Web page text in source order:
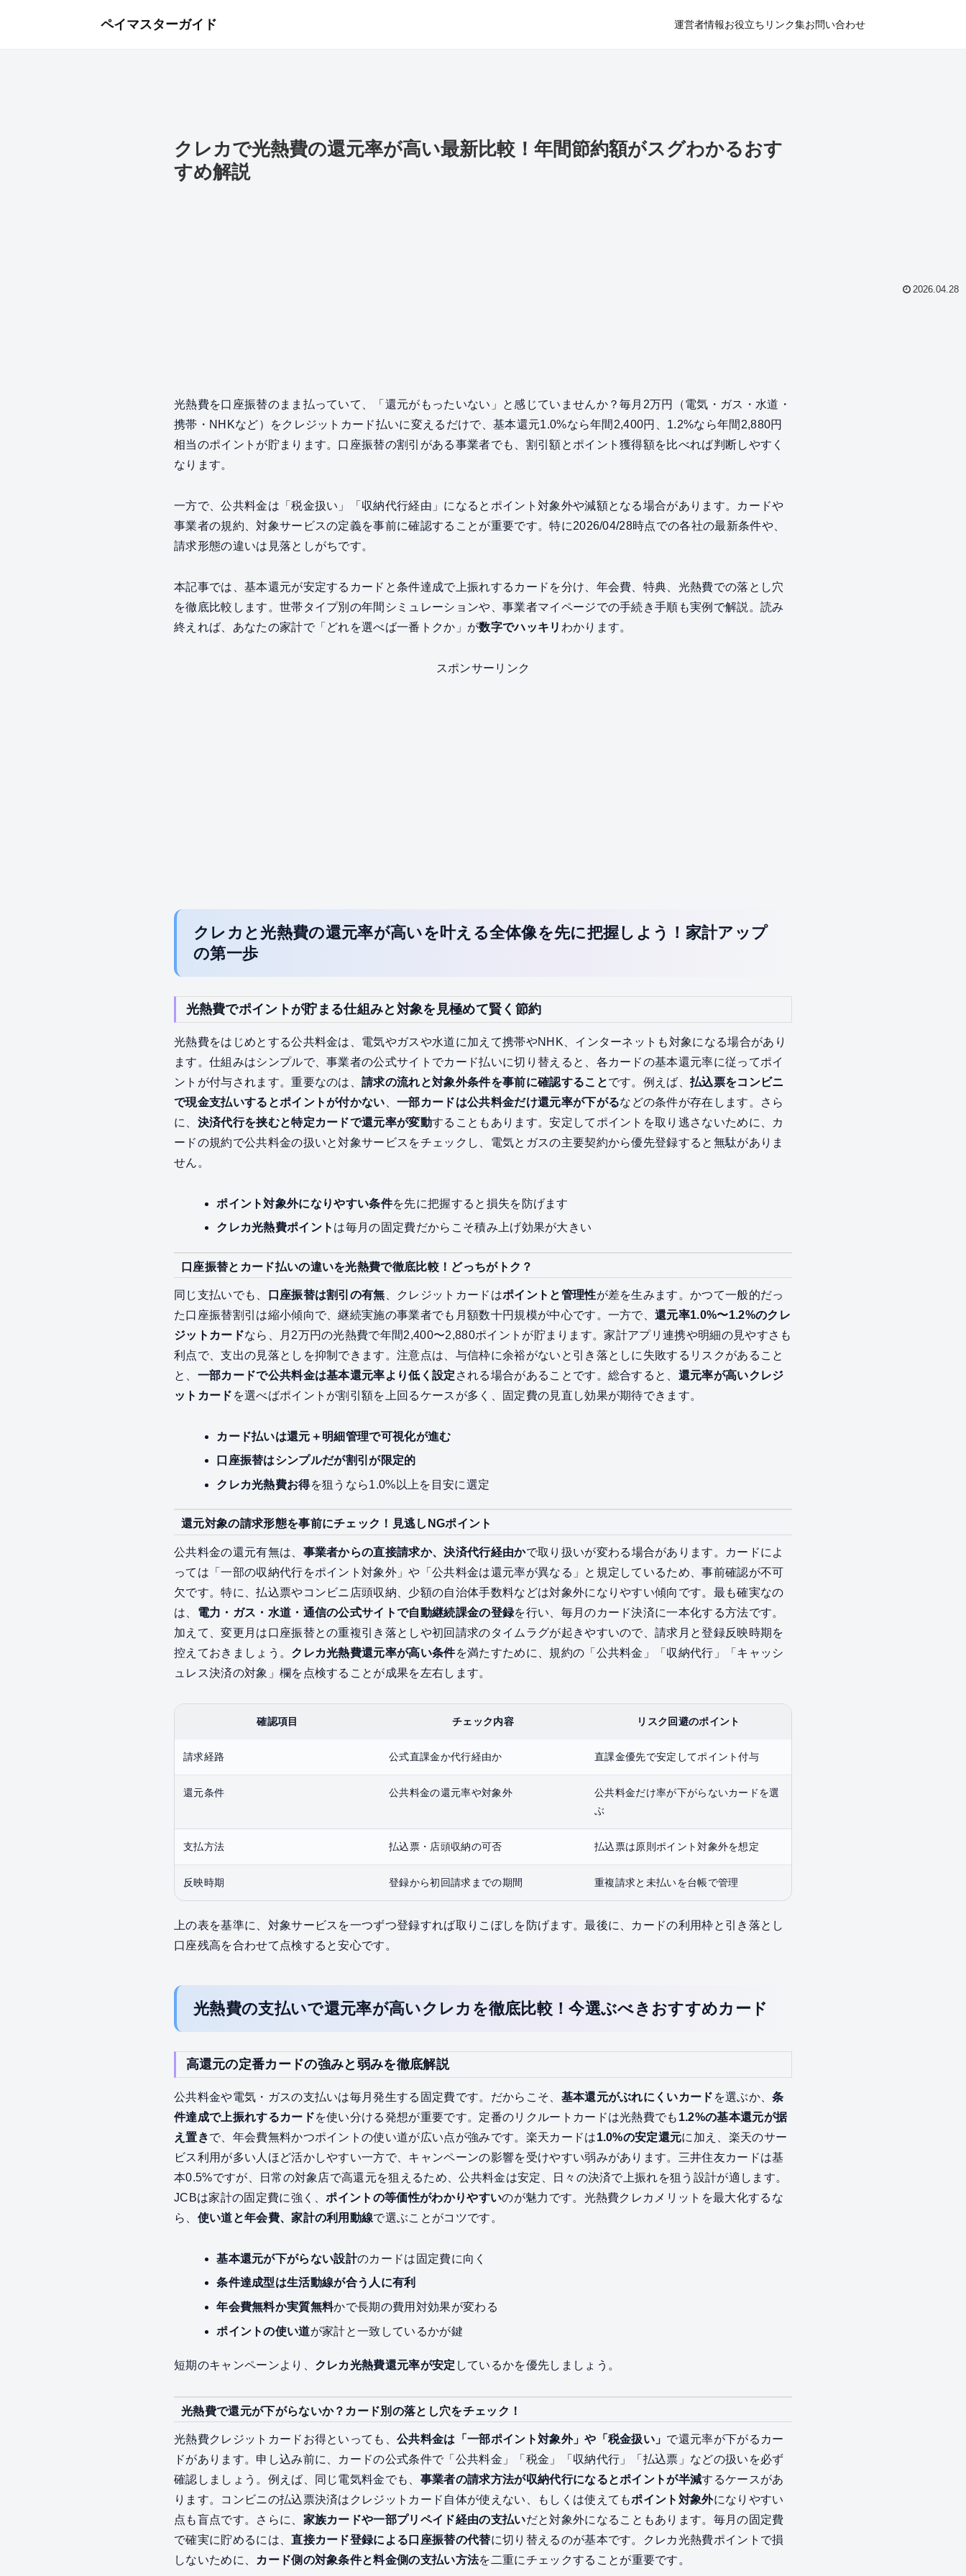
ペイマスターガイド 運営者情報お役立ちリンク集お問い合わせ
クレカで光熱費の還元率が高い最新比較！年間節約額がスグわかるおす
すめ解説
2026.04.28
光熱費を口座振替のまま払っていて、「還元がもったいない」と感じていませんか？毎月2万円（電気・ガス・水道・
携帯・NHKなど）をクレジットカード払いに変えるだけで、基本還元1.0%なら年間2,400円、1.2%なら年間2,880円
相当のポイントが貯まります。口座振替の割引がある事業者でも、割引額とポイント獲得額を比べれば判断しやすく
なります。
一方で、公共料金は「税金扱い」「収納代行経由」になるとポイント対象外や減額となる場合があります。カードや
事業者の規約、対象サービスの定義を事前に確認することが重要です。特に2026/04/28時点での各社の最新条件や、
請求形態の違いは見落としがちです。
本記事では、基本還元が安定するカードと条件達成で上振れするカードを分け、年会費、特典、光熱費での落とし穴
を徹底比較します。世帯タイプ別の年間シミュレーションや、事業者マイページでの手続き手順も実例で解説。読み
終えれば、あなたの家計で「どれを選べば一番トクか」が数字でハッキリ わかります。
スポンサーリンク
クレカと光熱費の還元率が高いを叶える全体像を先に把握しよう！家計アップ
の第一歩
光熱費でポイントが貯まる仕組みと対象を見極めて賢く節約
光熱費をはじめとする公共料金は、電気やガスや水道に加えて携帯やNHK、インターネットも対象になる場合があり
ます。仕組みはシンプルで、事業者の公式サイトでカード払いに切り替えると、各カードの基本還元率に従ってポイ
ントが付与されます。重要なのは、請求の流れと対象外条件を事前に確認することです。例えば、払込票をコンビニ
で現金支払いするとポイントが付かない 、一部カードは公共料金だけ還元率が下がるなどの条件が存在します。さら
に、 決済代行を挟むと特定カードで還元率が変動することもあります。安定してポイントを取り逃さないために、カ
ードの規約で公共料金の扱いと対象サービスをチェックし、電気とガスの主要契約から優先登録すると無駄がありま
せん。
ポイント対象外になりやすい条件を先に把握すると損失を防げます
クレカ光熱費ポイント は毎月の固定費だからこそ積み上げ効果が大きい
口座振替とカード払いの違いを光熱費で徹底比較！どっちがトク？
同じ支払いでも、 口座振替は割引の有無 、クレジットカードはポイントと管理性が差を生みます。かつて一般的だっ
た口座振替割引は縮小傾向で、継続実施の事業者でも月額数十円規模が中心です。一方で、還元率1.0%〜1.2%のクレ
ジットカードなら、月2万円の光熱費で年間2,400〜2,880ポイントが貯まります。家計アプリ連携や明細の見やすさも
利点で、支出の見落としを抑制できます。注意点は、与信枠に余裕がないと引き落としに失敗するリスクがあること
と、 一部カードで公共料金は基本還元率より低く設定 される場合があることです。総合すると、 還元率が高いクレジ
ットカード を選べばポイントが割引額を上回るケースが多く、固定費の見直し効果が期待できます。
カード払いは還元＋明細管理で可視化が進む
口座振替はシンプルだが割引が限定的
クレカ光熱費お得を狙うなら1.0%以上を目安に選定
還元対象の請求形態を事前にチェック！見逃しNGポイント
公共料金の還元有無は、 事業者からの直接請求か、決済代行経由かで取り扱いが変わる場合があります。カードによ
っては「一部の収納代行をポイント対象外」や「公共料金は還元率が異なる」と規定しているため、事前確認が不可
欠です。特に、払込票やコンビニ店頭収納、少額の自治体手数料などは対象外になりやすい傾向です。最も確実なの
は、 電力・ガス・水道・通信の公式サイトで自動継続課金の登録を行い、毎月のカード決済に一本化する方法です。
加えて、変更月は口座振替との重複引き落としや初回請求のタイムラグが起きやすいので、請求月と登録反映時期を
控えておきましょう。 クレカ光熱費還元率が高い条件を満たすために、規約の「公共料金」「収納代行」「キャッシ
ュレス決済の対象」欄を点検することが成果を左右します。
確認項目 チェック内容 リスク回避のポイント
請求経路 公式直課金か代行経由か 直課金優先で安定してポイント付与
還元条件 公共料金の還元率や対象外
公共料金だけ率が下がらないカードを選
ぶ
支払方法 払込票・店頭収納の可否 払込票は原則ポイント対象外を想定
反映時期 登録から初回請求までの期間 重複請求と未払いを台帳で管理
上の表を基準に、対象サービスを一つずつ登録すれば取りこぼしを防げます。最後に、カードの利用枠と引き落とし
口座残高を合わせて点検すると安心です。
光熱費の支払いで還元率が高いクレカを徹底比較！今選ぶべきおすすめカード
高還元の定番カードの強みと弱みを徹底解説
公共料金や電気・ガスの支払いは毎月発生する固定費です。だからこそ、 基本還元がぶれにくいカード を選ぶか、条
件達成で上振れするカードを使い分ける発想が重要です。定番のリクルートカードは光熱費でも 1.2%の基本還元が据
え置きで、年会費無料かつポイントの使い道が広い点が強みです。楽天カードは1.0%の安定還元に加え、楽天のサー
ビス利用が多い人ほど活かしやすい一方で、キャンペーンの影響を受けやすい弱みがあります。三井住友カードは基
本0.5%ですが、日常の対象店で高還元を狙えるため、公共料金は安定、日々の決済で上振れを狙う設計が適します。
JCBは家計の固定費に強く、ポイントの等価性がわかりやすいのが魅力です。光熱費クレカメリットを最大化するな
ら、 使い道と年会費、家計の利用動線で選ぶことがコツです。
基本還元が下がらない設計のカードは固定費に向く
条件達成型は生活動線が合う人に有利
年会費無料か実質無料かで長期の費用対効果が変わる
ポイントの使い道が家計と一致しているかが鍵
短期のキャンペーンより、 クレカ光熱費還元率が安定 しているかを優先しましょう。
光熱費で還元が下がらないか？カード別の落とし穴をチェック！
光熱費クレジットカードお得といっても、公共料金は「一部ポイント対象外」や「税金扱い」 で還元率が下がるカー
ドがあります。申し込み前に、カードの公式条件で「公共料金」「税金」「収納代行」「払込票」などの扱いを必ず
確認しましょう。例えば、同じ電気料金でも、 事業者の請求方法が収納代行になるとポイントが半減するケースがあ
ります。コンビニの払込票決済はクレジットカード自体が使えない、もしくは使えてもポイント対象外になりやすい
点も盲点です。さらに、 家族カードや一部プリペイド経由の支払いだと対象外になることもあります。毎月の固定費
で確実に貯めるには、直接カード登録による口座振替の代替に切り替えるのが基本です。クレカ光熱費ポイントで損
しないために、
カード側の対象条件と料金側の支払い方法を二重にチェックすることが重要です。